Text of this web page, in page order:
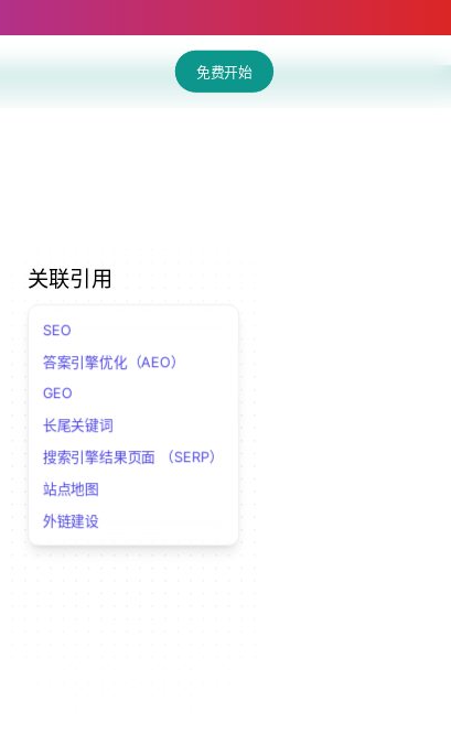
免费开始
关联引用
SEO
答案引擎优化（AEO）
GEO
长尾关键词
搜索引擎结果页面 （SERP）
站点地图
外链建设